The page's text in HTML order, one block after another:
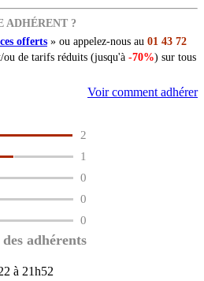
ADHÉRENT ?
offerts » ou appelez-nous au 01 43 72
de tarifs réduits (jusqu'à -70%) sur tous
Voir comment adhérer
2
1
0
0
0
adhérents
à 21h52